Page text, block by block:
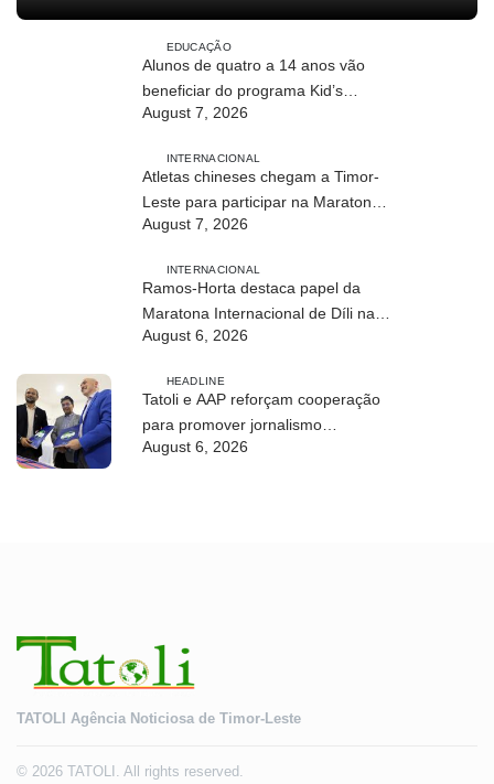
EDUCAÇÃO
Alunos de quatro a 14 anos vão
beneficiar do programa Kid’s
Athletics
August 7, 2026
INTERNACIONAL
Atletas chineses chegam a Timor-
Leste para participar na Maratona
Internacional de Díli 2026
August 7, 2026
INTERNACIONAL
Ramos-Horta destaca papel da
Maratona Internacional de Díli na
mobilização da juventude
August 6, 2026
HEADLINE
Tatoli e AAP reforçam cooperação
para promover jornalismo
profissional em Timor-Leste
August 6, 2026
TATOLI Agência Noticiosa de Timor-Leste
© 2026 TATOLI. All rights reserved.